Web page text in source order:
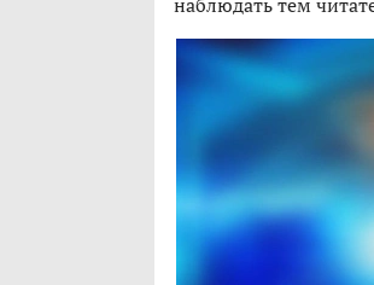
наблюдать тем